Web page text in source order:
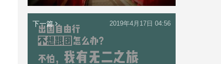
下一篇 2019年4月17日 04:56